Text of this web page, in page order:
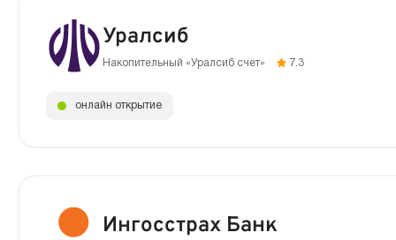
Уралсиб
Накопительный «Уралсиб счет» 7.3
онлайн открытие
Ингосстрах Банк